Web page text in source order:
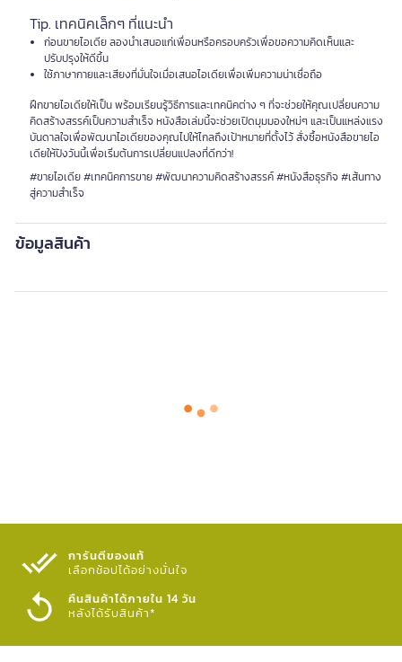
Tip. เทคนิคเล็กๆ ที่แนะนำ
ก่อนขายไอเดีย ลองนำเสนอแก่เพื่อนหรือครอบครัวเพื่อขอความคิดเห็นและ
ปรับปรุงให้ดีขึ้น
ใช้ภาษากายและเสียงที่มั่นใจเมื่อเสนอไอเดียเพื่อเพิ่มความน่าเชื่อถือ
ฝึกขายไอเดียให้เป็น พร้อมเรียนรู้วิธีการและเทคนิคต่าง ๆ ที่จะช่วยให้คุณเปลี่ยนความ
คิดสร้างสรรค์เป็นความสำเร็จ หนังสือเล่มนี้จะช่วยเปิดมุมมองใหม่ๆ และเป็นแหล่งแรง
บันดาลใจเพื่อพัฒนาไอเดียของคุณไปให้ไกลถึงเป้าหมายที่ตั้งไว้ สั่งซื้อหนังสือขายไอ
เดียให้ปังวันนี้เพื่อเริ่มต้นการเปลี่ยนแปลงที่ดีกว่า!
#ขายไอเดีย #เทคนิคการขาย #พัฒนาความคิดสร้างสรรค์ #หนังสือธุรกิจ #เส้นทาง
สู่ความสำเร็จ
ข้อมูลสินค้า
การันตีของแท้
เลือกช้อปได้อย่างมั่นใจ​
คืนสินค้าได้ภายใน 14 วัน
หลังได้รับสินค้า*